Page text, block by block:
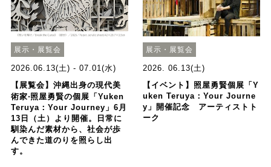
展示・展覧会
2026.06.13(土) - 07.01(水)
【展覧会】沖縄出身の現代美
術家‧照屋勇賢の個展「Yuken
Teruya：Your Journey」6月
13日（土）より開催。日常に
馴染んだ素材から、社会が歩
んできた道のりを照らし出
す。
展示・展覧会
2026. 06.13(土)
【イベント】照屋勇賢個展「Y
uken Teruya：Your Journe
y」開催記念 アーティストト
ーク